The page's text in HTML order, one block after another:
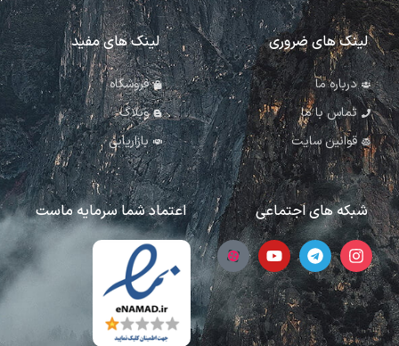
لینک های ضروری
درباره ما
تماس با ما
قوانین سایت
لینک های مفید
فروشگاه
وبلاگ
بازاریابی
شبکه های اجتماعی اعتماد شما سرمایه ماست